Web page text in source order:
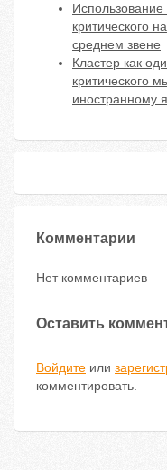
Использование
критического
среднем звене
Кластер как
критического
иностранному
Комментарии
Нет комментариев
Оставить
Войдите или
комментировать.